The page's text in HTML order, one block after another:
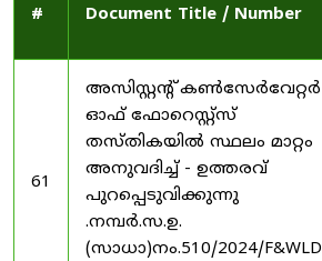
# Document Title / Number
61
അസിസ്റ്റന്റ് കൺസേർവേറ്റർ
ഓഫ് ഫോറെസ്റ്റ്സ്
തസ്തികയിൽ സ്ഥലം മാറ്റം
അനുവദിച്ച് - ഉത്തരവ്
പുറപ്പെടുവിക്കുന്നു
.നമ്പർ.സ.ഉ.
(സാധാ)നം.510/2024/F&WLD